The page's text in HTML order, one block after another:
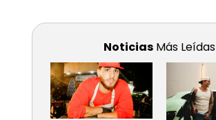
Noticias Más Leídas